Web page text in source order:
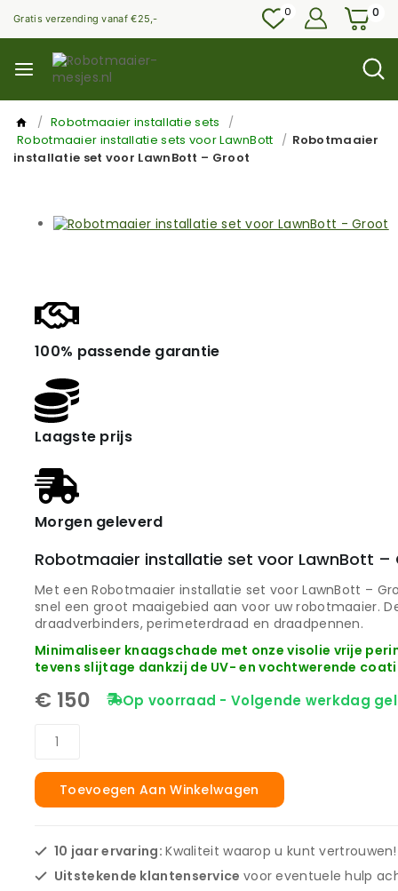
Gratis verzending vanaf €25,- 0 0
/ Robotmaaier installatie sets
/
Robotmaaier installatie sets voor LawnBott / Robotmaaier
installatie set voor LawnBott – Groot
100% passende garantie
Laagste prijs
Morgen geleverd
Robotmaaier installatie set voor LawnBott –
Met een Robotmaaier installatie set voor LawnBott –
snel een groot maaigebied aan voor uw robotmaaier.
draadverbinders, perimeterdraad en draadpennen.
Minimaliseer knaagschade met onze visolie vrije
tevens slijtage dankzij de UV- en vochtwerende
€ 150 Op voorraad - Volgende werkdag
Toevoegen Aan Winkelwagen
10 jaar ervaring:Kwaliteit waarop u kunt vertrouwen!
Uitstekende klantenservice voor eventuele hulp